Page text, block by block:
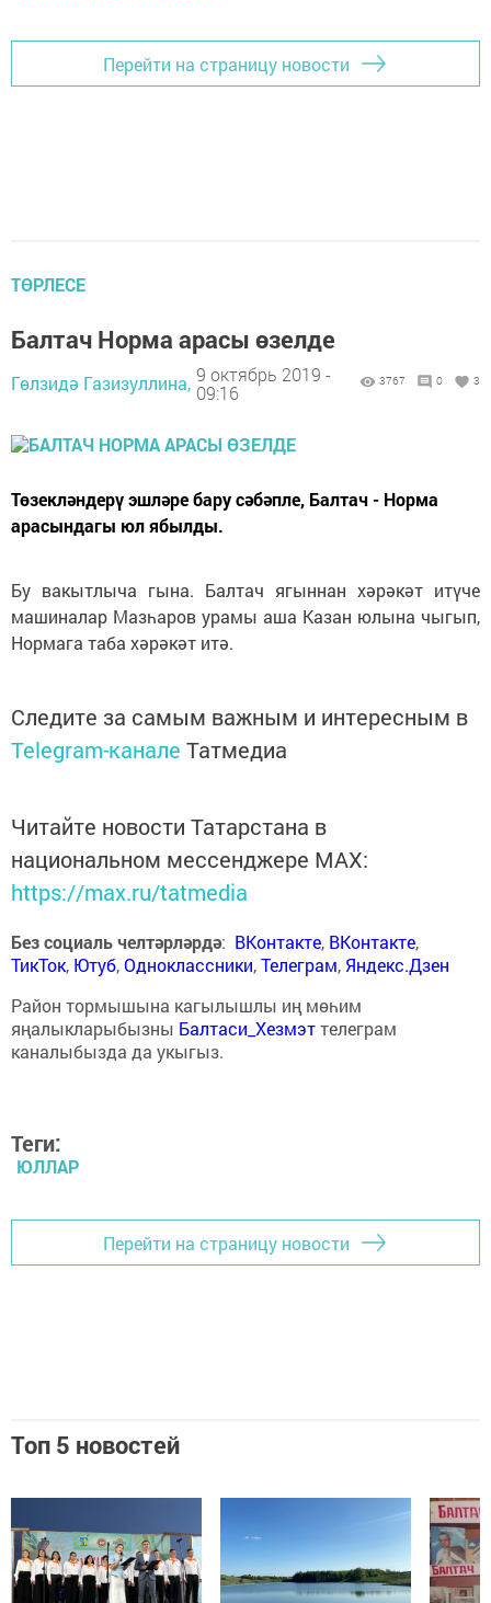
Перейти на страницу новости
ТӨРЛЕСЕ
Балтач Норма арасы өзелде
Гөлзидә Газизуллина, 9 октябрь 2019 -
09:16
3767 0 3
Төзекләндерү эшләре бару сәбәпле, Балтач - Норма
арасындагы юл ябылды.
Бу вакытлыча гына. Балтач ягыннан хәрәкәт итүче
машиналар Мазһаров урамы аша Казан юлына чыгып,
Нормага таба хәрәкәт итә.
Следите за самым важным и интересным в
Telegram-канале Татмедиа
Читайте новости Татарстана в
национальном мессенджере MАХ:
https://max.ru/tatmedia
Без социаль челтәрләрдә: ВКонтакте, ВКонтакте,
ТикТок, Ютуб,Одноклассники,Телеграм, Яндекс.Дзен
Район тормышына кагылышлы иң мөһим
яңалыкларыбызны Балтаси_Хезмэттелеграм
каналыбызда да укыгыз.
Теги:
ЮЛЛАР
Перейти на страницу новости
Топ 5 новостей